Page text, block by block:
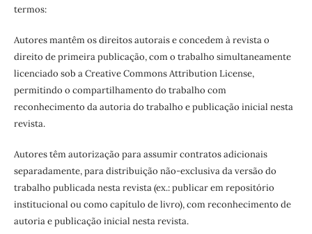
termos:
Autores mantêm os direitos autorais e concedem à revista o
direito de primeira publicação, com o trabalho simultaneamente
licenciado sob a Creative Commons Attribution License,
permitindo o compartilhamento do trabalho com
reconhecimento da autoria do trabalho e publicação inicial nesta
revista.
Autores têm autorização para assumir contratos adicionais
separadamente, para distribuição não-exclusiva da versão do
trabalho publicada nesta revista (ex.: publicar em repositório
institucional ou como capítulo de livro), com reconhecimento de
autoria e publicação inicial nesta revista.